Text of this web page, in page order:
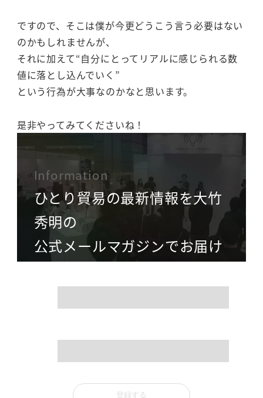
ですので、そこは僕が今更どうこう言う必要はない
のかもしれませんが、
それに加えて“自分にとってリアルに感じられる数
値に落とし込んでいく”
という行為が大事なのかなと思います。
是非やってみてくださいね！
Information
ひとり貿易の最新情報を大竹
秀明の
公式メールマガジンでお届け